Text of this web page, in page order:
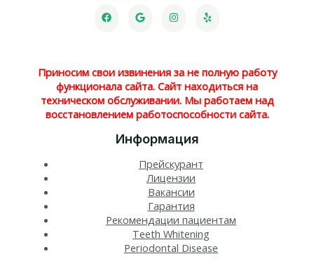
Приносим свои извинения за не полную работу
функционала сайта. Сайт находиться на
техническом обслуживании. Мы работаем над
восстановлением работоспособности сайта.
Информация
Прейскурант
Лицензии
Вакансии
Гарантия
Рекомендации пациентам
Teeth Whitening​
Periodontal Disease​